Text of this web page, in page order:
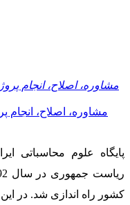
مشاوره، اصلاح، انجام
پایگاه علوم محاسباتی
کشور راه اندازی شد. در